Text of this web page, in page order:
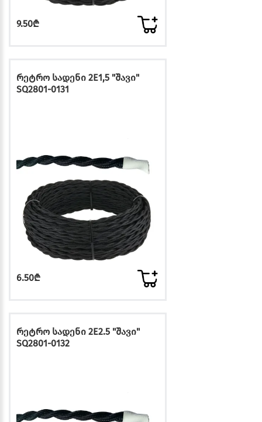
9.50₾
რეტრო სადენი 2E1,5 "შავი"
SQ2801-0131
6.50₾
რეტრო სადენი 2E2.5 "შავი"
SQ2801-0132